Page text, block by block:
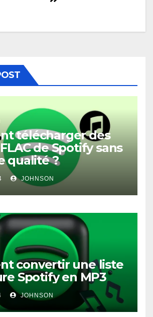
télécharger des
de Spotify sans
qualité ?
JOHNSON
convertir une liste
Spotify en MP3
JOHNSON